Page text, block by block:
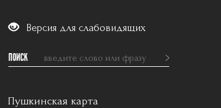
Версия для слабовидящих
ПОИСК
Пушкинская карта